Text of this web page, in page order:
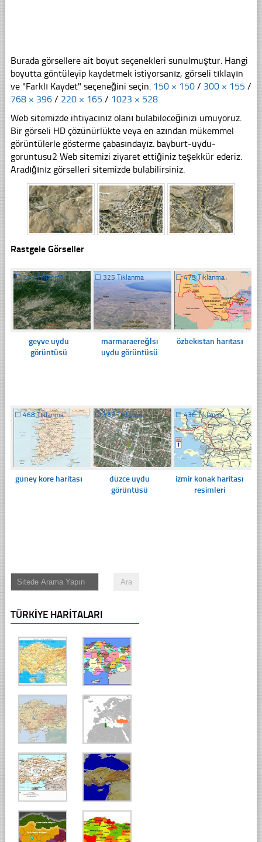
Burada görsellere ait boyut seçenekleri sunulmuştur. Hangi
boyutta göntüleyip kaydetmek istiyorsanız, görseli tıklayın
ve "Farklı Kaydet" seçeneğini seçin. 150 × 150 / 300 × 155 /
768 × 396 / 220 × 165 / 1023 × 528
Web sitemizde ihtiyacınız olanı bulabileceğinizi umuyoruz.
Bir görseli HD çözünürlükte veya en azından mükemmel
görüntülerle gösterme çabasındayız. bayburt-uydu-
goruntusu2 Web sitemizi ziyaret ettiğiniz teşekkür ederiz.
Aradığınız görselleri sitemizde bulabilirsiniz.
Rastgele Görseller
☐239 Tıklanma
geyve uydu
görüntüsü
☐325 Tıklanma
marmaraereğlsi
uydu görüntüsü
☐475 Tıklanma
özbekistan haritası
☐ 468 Tıklanma
güney kore haritası
☐337 Tıklanma
düzce uydu
görüntüsü
☐436 Tıklanma
izmir konak haritası
resimleri
TÜRKIYE HARITALARI